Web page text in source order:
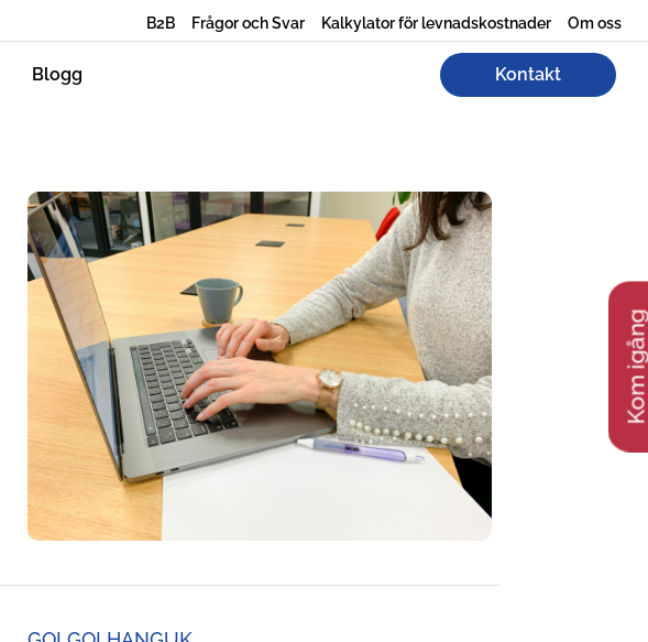
B2B Frågor och Svar Kalkylator för levnadskostnader Om oss
Blogg Kontakt
Kom